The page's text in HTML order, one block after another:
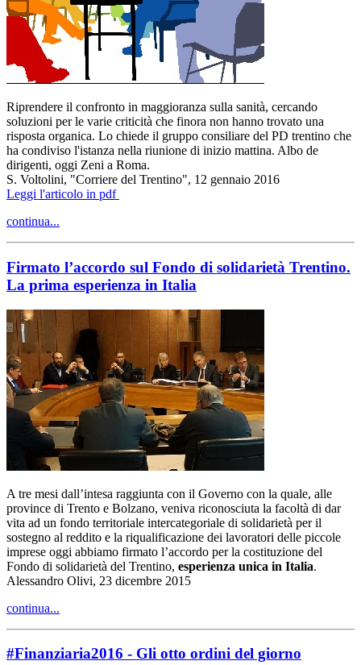
Riprendere il confronto in maggioranza sulla sanità, cercando
soluzioni per le varie criticità che finora non hanno trovato una
risposta organica. Lo chiede il gruppo consiliare del PD trentino che
ha condiviso l'istanza nella riunione di inizio mattina. Albo de
dirigenti, oggi Zeni a Roma.
S. Voltolini, "Corriere del Trentino", 12 gennaio 2016
Leggi l'articolo in pdf
continua...
Firmato l’accordo sul Fondo di solidarietà Trentino.
La prima esperienza in Italia
A tre mesi dall’intesa raggiunta con il Governo con la quale, alle
province di Trento e Bolzano, veniva riconosciuta la facoltà di dar
vita ad un fondo territoriale intercategoriale di solidarietà per il
sostegno al reddito e la riqualificazione dei lavoratori delle piccole
imprese oggi abbiamo firmato l’accordo per la costituzione del
Fondo di solidarietà del Trentino, esperienza unica in Italia.
Alessandro Olivi, 23 dicembre 2015
continua...
#Finanziaria2016 - Gli otto ordini del giorno